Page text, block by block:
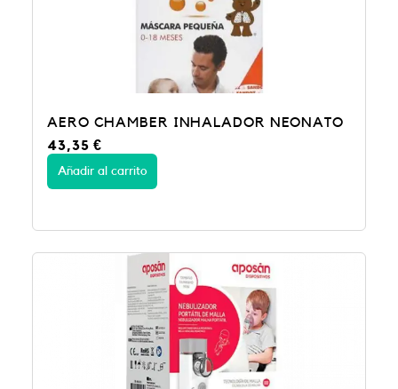
AERO CHAMBER INHALADOR NEONATO
43,35€
Añadir al carrito